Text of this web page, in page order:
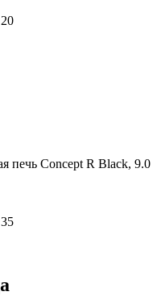
печь Concept R Black, 9.0